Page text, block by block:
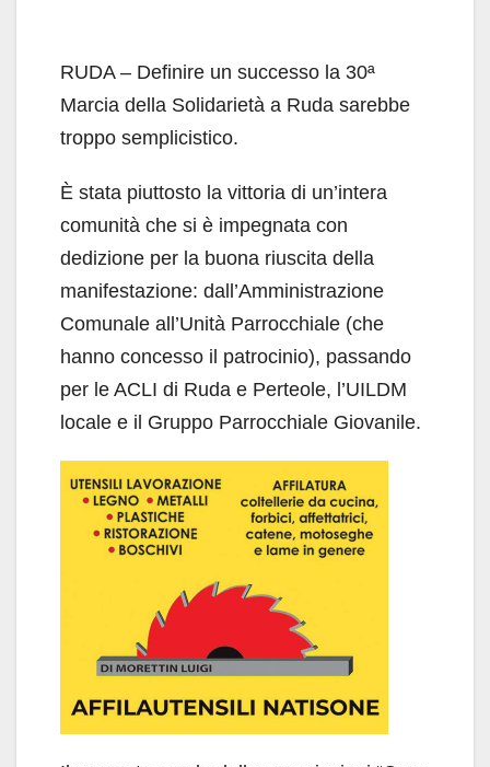
RUDA – Definire un successo la 30ª
Marcia della Solidarietà a Ruda sarebbe
troppo semplicistico.
È stata piuttosto la vittoria di un’intera
comunità che si è impegnata con
dedizione per la buona riuscita della
manifestazione: dall’Amministrazione
Comunale all’Unità Parrocchiale (che
hanno concesso il patrocinio), passando
per le ACLI di Ruda e Perteole, l’UILDM
locale e il Gruppo Parrocchiale Giovanile.